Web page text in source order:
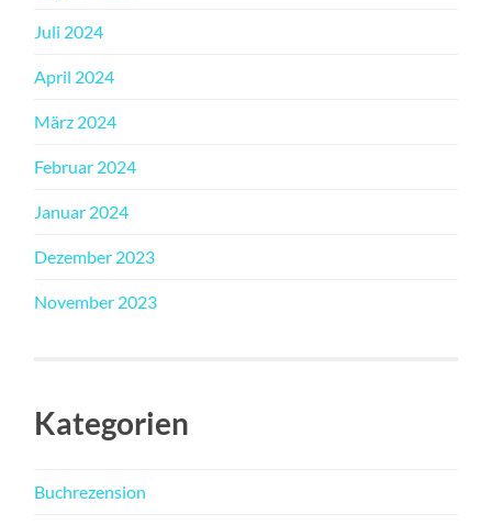
Juli 2024
April 2024
März 2024
Februar 2024
Januar 2024
Dezember 2023
November 2023
Kategorien
Buchrezension